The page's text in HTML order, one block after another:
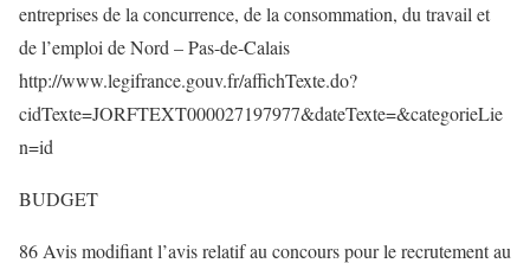
entreprises de la concurrence, de la consommation, du travail et
de l’emploi de Nord – Pas-de-Calais
http://www.legifrance.gouv.fr/affichTexte.do?
cidTexte=JORFTEXT000027197977&dateTexte=&categorieLie
n=id
BUDGET
86 Avis modifiant l’avis relatif au concours pour le recrutement au